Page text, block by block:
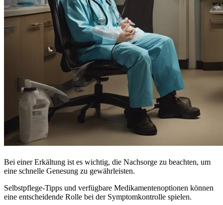
Bei einer Erkältung ist es wichtig, die Nachsorge zu beachten, um
eine schnelle Genesung zu gewährleisten.
Selbstpflege-Tipps und verfügbare Medikamentenoptionen können
eine entscheidende Rolle bei der Symptomkontrolle spielen.